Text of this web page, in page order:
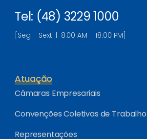
Tel: (48) 3229 1000
[Seg – Sext | 8:00 AM – 18:00 PM]
Atuação
Câmaras Empresariais
Convenções Coletivas de Trabalho
Representações